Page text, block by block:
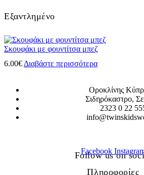
Εξαντλημένο
Σκουφάκι με φουντίτσα μπεζ
6.00€ Διαβάστε περισσότερα
Οροκλίνης
Σιδηρόκαστρο,
2323 0 22
Follow us on
Facebook
Πληροφορίες